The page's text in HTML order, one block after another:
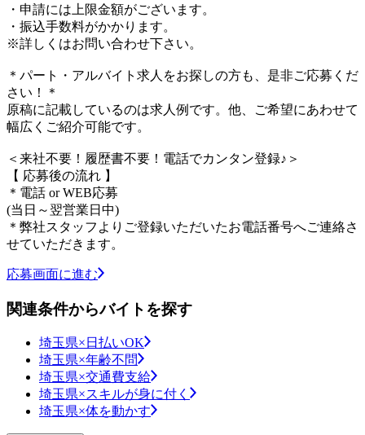
・申請には上限金額がございます。
・振込手数料がかかります。
※詳しくはお問い合わせ下さい。
＊パート・アルバイト求人をお探しの方も、是非ご応募くだ
さい！＊
原稿に記載しているのは求人例です。他、ご希望にあわせて
幅広くご紹介可能です。
＜来社不要！履歴書不要！電話でカンタン登録♪＞
【 応募後の流れ 】
＊電話 or WEB応募
(当日～翌営業日中)
＊弊社スタッフよりご登録いただいたお電話番号へご連絡さ
せていただきます。
応募画面に進む
関連条件からバイトを探す
埼玉県×日払いOK
埼玉県×年齢不問
埼玉県×交通費支給
埼玉県×スキルが身に付く
埼玉県×体を動かす